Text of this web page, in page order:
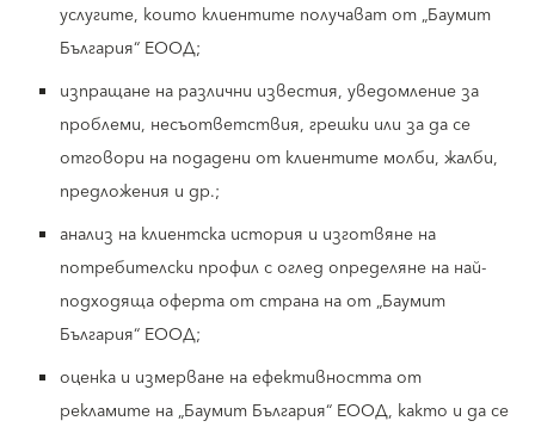
услугите, които клиентите получават от „Баумит
България“ ЕООД;
изпращане на различни известия, уведомление за
проблеми, несъответствия, грешки или за да се
отговори на подадени от клиентите молби, жалби,
предложения и др.;
анализ на клиентска история и изготвяне на
потребителски профил с оглед определяне на най-
подходяща оферта от страна на от „Баумит
България“ ЕООД;
оценка и измерване на ефективността от
рекламите на „Баумит България“ ЕООД, както и да се